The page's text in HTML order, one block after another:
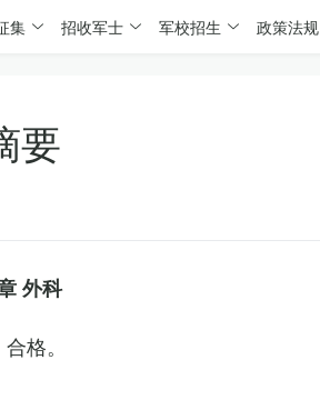
集 招收军士 军校招生 政策法规
要
外科
格。